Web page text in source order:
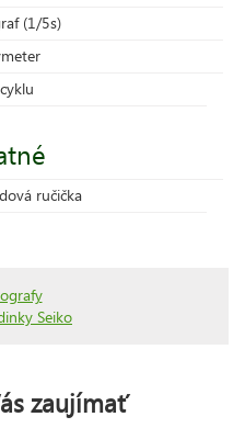
(1/5s)
ručička
Seiko
zaujímať